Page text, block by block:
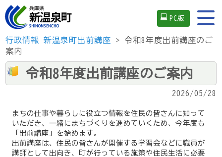
PC版
行政情報 新温泉町出前講座 > 令和8年度出前講座のご
案内
令和8年度出前講座のご案内
2026/05/28
まちの仕事や暮らしに役立つ情報を住民の皆さんに知って
いただき、一緒にまちづくりを進めていくため、今年度も
「出前講座」を始めます。
出前講座は、住民の皆さんが開催する学習会などに職員が
講師として出向き、町が行っている施策や住民生活に必要